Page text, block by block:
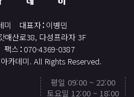
미 대표자 이병민
매산로38, 다성프라자 3F
팩스 070-4369-0387
카데미. All Rights Reserved.
평일 09:00 ~ 22:00
토요일 12:00 ~ 18:00
TOP